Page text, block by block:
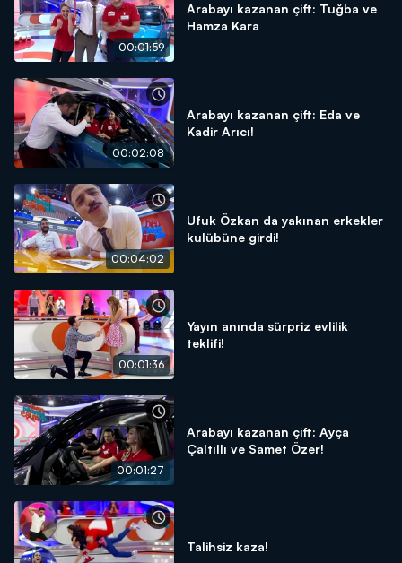
00:01:59
Arabayı kazanan çift: Tuğba ve
Hamza Kara
00:02:08
Arabayı kazanan çift: Eda ve
Kadir Arıcı!
00:04:02
Ufuk Özkan da yakınan erkekler
kulübüne girdi!
00:01:36
Yayın anında sürpriz evlilik
teklifi!
00:01:27
Arabayı kazanan çift: Ayça
Çaltıllı ve Samet Özer!
Talihsiz kaza!